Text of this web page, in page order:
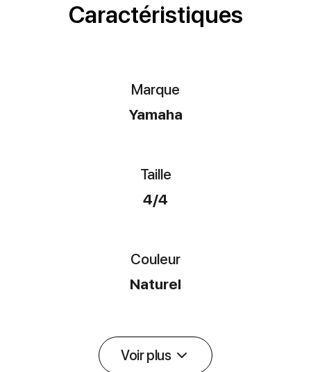
Caractéristiques
Marque
Yamaha
Taille
4/4
Couleur
Naturel
Voir plus